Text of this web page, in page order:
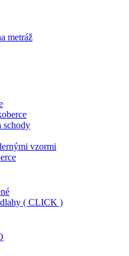
metráž
schody
vzormi
( CLICK )